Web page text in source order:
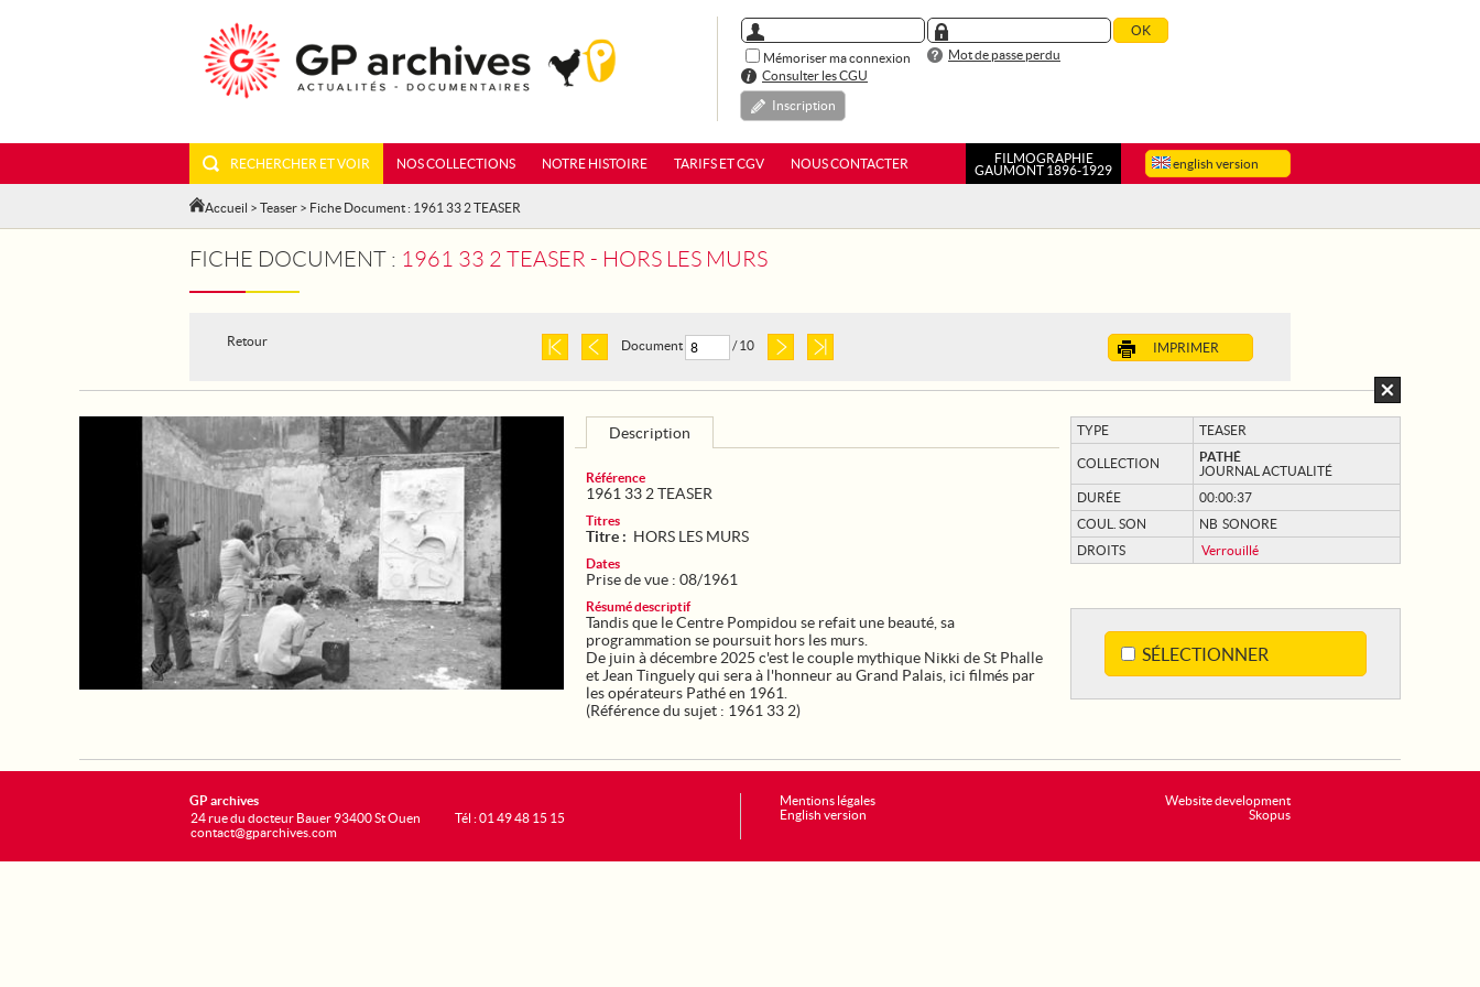
Mémoriser ma connexion
Mot de passe perdu
Consulter les CGU
Inscription
english version
RECHERCHER ET VOIR NOS COLLECTIONS NOTRE HISTOIRE TARIFS ET CGV NOUS CONTACTER
FILMOGRAPHIE
GAUMONT 1896-1929
Accueil > Teaser > Fiche Document : 1961 33 2 TEASER
FICHE DOCUMENT : 1961 33 2 TEASER - HORS LES MURS
Retour IMPRIMER
Document / 10
TYPE TEASER
COLLECTION
PATHÉ
JOURNAL ACTUALITÉ
DURÉE
00:00:37
COUL. SON
NB SONORE
DROITS
Verrouillé
SÉLECTIONNER
Description
Référence
1961 33 2 TEASER
Titres
Titre : HORS LES MURS
Dates
Prise de vue : 08/1961
Résumé descriptif
Tandis que le Centre Pompidou se refait une beauté, sa
programmation se poursuit hors les murs.
De juin à décembre 2025 c'est le couple mythique Nikki de St Phalle
et Jean Tinguely qui sera à l'honneur au Grand Palais, ici filmés par
les opérateurs Pathé en 1961.
(Référence du sujet : 1961 33 2)
Website development
Skopus
GP archives
24 rue du docteur Bauer 93400 St Ouen
contact@gparchives.com
Tél : 01 49 48 15 15
Mentions légales
English version